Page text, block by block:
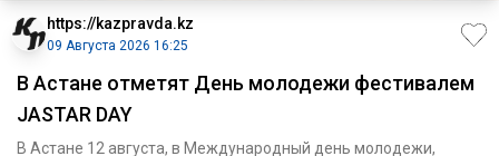
https://kazpravda.kz
09 Августа 2026 16:25
В Астане отметят День молодежи фестивалем
JASTAR DAY
В Астане 12 августа, в Международный день молодежи,